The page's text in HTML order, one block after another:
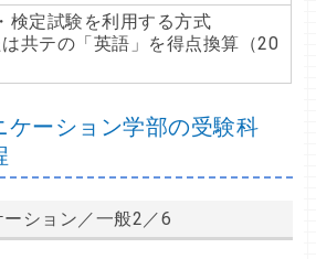
検定試験を利用する方式
は共テの「英語」を得点換算（20
ケーション学部の受験科
ション／一般2／6